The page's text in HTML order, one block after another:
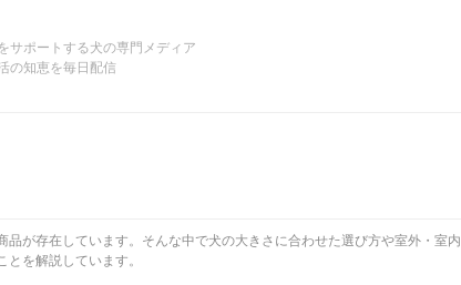
サポートする犬の専門メディア
の知恵を毎日配信
が存在しています。そんな中で犬の大きさに合わせた選び方や室外・室内
を解説しています。